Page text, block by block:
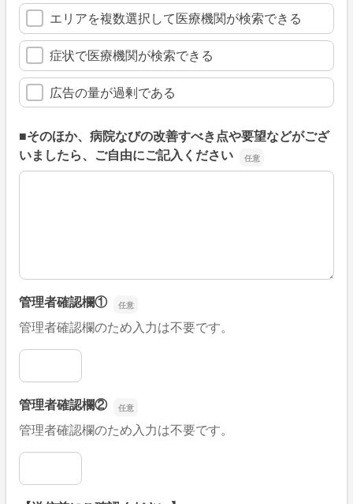
エリアを複数選択して医療機関が検索できる
症状で医療機関が検索できる
広告の量が過剰である
■そのほか、病院なびの改善すべき点や要望などがござ
いましたら、ご自由にご記入ください
■そのほか、病院なびの改善すべき点や要望などがござい
管理者確認欄①
管理者確認欄のため入力は不要です。
管理者確認欄①
管理者確認欄②
管理者確認欄のため入力は不要です。
管理者確認欄②